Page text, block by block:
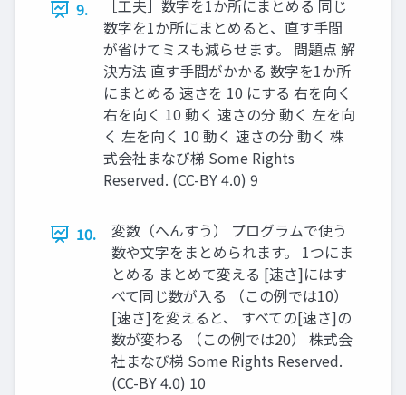
9.
［工夫］数字を1か所にまとめる 同じ
数字を1か所にまとめると、直す手間
が省けてミスも減らせます。 問題点 解
決方法 直す手間がかかる 数字を1か所
にまとめる 速さを 10 にする 右を向く
右を向く 10 動く 速さの分 動く 左を向
く 左を向く 10 動く 速さの分 動く 株
式会社まなび梯 Some Rights
Reserved. (CC-BY 4.0) 9
10.
変数（へんすう） プログラムで使う
数や文字をまとめられます。 1つにま
とめる まとめて変える [速さ]にはす
べて同じ数が入る （この例では10）
[速さ]を変えると、 すべての[速さ]の
数が変わる （この例では20） 株式会
社まなび梯 Some Rights Reserved.
(CC-BY 4.0) 10